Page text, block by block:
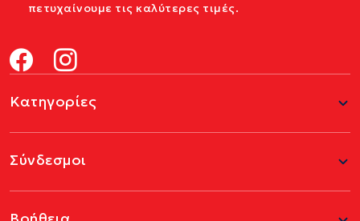
πετυχαίνουμε τις καλύτερες τιμές.
Κατηγορίες
Σύνδεσμοι